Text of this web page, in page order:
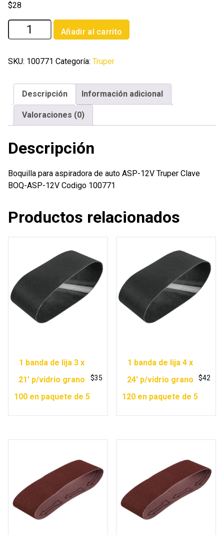
$28
Boquilla
para
de
ASP-
Truper
cantidad
Añadir al carrito
SKU: 100771 Categoría: Truper
Descripción Información adicional
Valoraciones (0)
Descripción
Boquilla para aspiradora de auto ASP-12V Truper Clave
BOQ-ASP-12V Codigo 100771
Productos relacionados
1 banda de lija 3 x
21′ p/vidrio grano
100 en paquete de 5
$35
1 banda de lija 4 x
24′ p/vidrio grano
120 en paquete de 5
$42